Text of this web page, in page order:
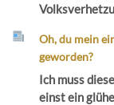
Oh, du mein
geworden?
Ich muss
einst ein